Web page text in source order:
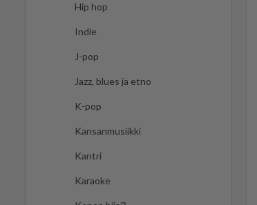
Hip hop
Indie
J-pop
Jazz, blues ja etno
K-pop
Kansanmusiikki
Kantri
Karaoke